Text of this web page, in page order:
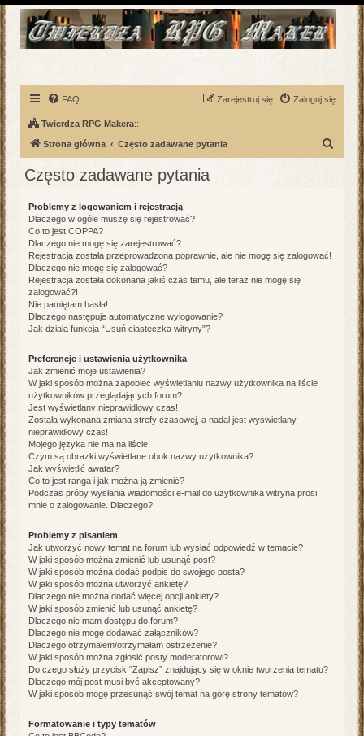
FAQ Zaloguj się
Zarejestruj się
Twierdza RPG Makera::
Strona główna Często zadawane pytania
Często zadawane pytania
Problemy z logowaniem i rejestracją
Dlaczego w ogóle muszę się rejestrować?
Co to jest COPPA?
Dlaczego nie mogę się zarejestrować?
Rejestracja została przeprowadzona poprawnie, ale nie mogę się zalogować!
Dlaczego nie mogę się zalogować?
Rejestracja została dokonana jakiś czas temu, ale teraz nie mogę się
zalogować?!
Nie pamiętam hasła!
Dlaczego następuje automatyczne wylogowanie?
Jak działa funkcja “Usuń ciasteczka witryny”?
Preferencje i ustawienia użytkownika
Jak zmienić moje ustawienia?
W jaki sposób można zapobiec wyświetlaniu nazwy użytkownika na liście
użytkowników przeglądających forum?
Jest wyświetlany nieprawidłowy czas!
Została wykonana zmiana strefy czasowej, a nadal jest wyświetlany
nieprawidłowy czas!
Mojego języka nie ma na liście!
Czym są obrazki wyświetlane obok nazwy użytkownika?
Jak wyświetlić awatar?
Co to jest ranga i jak można ją zmienić?
Podczas próby wysłania wiadomości e-mail do użytkownika witryna prosi
mnie o zalogowanie. Dlaczego?
Problemy z pisaniem
Jak utworzyć nowy temat na forum lub wysłać odpowiedź w temacie?
W jaki sposób można zmienić lub usunąć post?
W jaki sposób można dodać podpis do swojego posta?
W jaki sposób można utworzyć ankietę?
Dlaczego nie można dodać więcej opcji ankiety?
W jaki sposób zmienić lub usunąć ankietę?
Dlaczego nie mam dostępu do forum?
Dlaczego nie mogę dodawać załączników?
Dlaczego otrzymałem/otrzymałam ostrzeżenie?
W jaki sposób można zgłosić posty moderatorowi?
Do czego służy przycisk “Zapisz” znajdujący się w oknie tworzenia tematu?
Dlaczego mój post musi być akceptowany?
W jaki sposób mogę przesunąć swój temat na górę strony tematów?
Formatowanie i typy tematów